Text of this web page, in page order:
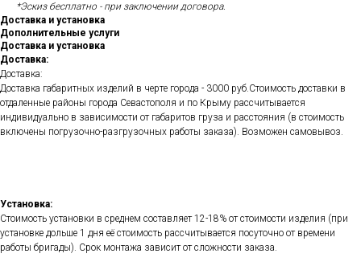
*Эскиз бесплатно - при заключении договора.
Доставка и установка
Дополнительные услуги
Доставка и установка
Доставка:
Доставка:
Доставка габаритных изделий в черте города - 3000 руб.Стоимость доставки в
отдаленные районы города Севастополя и по Крыму рассчитывается
индивидуально в зависимости от габаритов груза и расстояния (в стоимость
включены погрузочно-разгрузочных работы заказа). Возможен самовывоз.
Установка:
Стоимость установки в среднем составляет 12-18% от стоимости изделия (при
установке дольше 1 дня её стоимость рассчитывается посуточно от времени
работы бригады). Срок монтажа зависит от сложности заказа.